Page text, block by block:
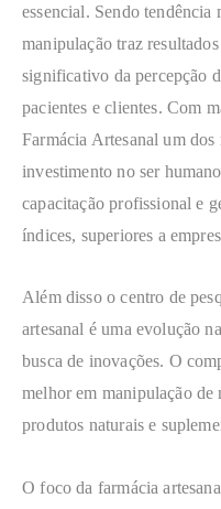
essencial. Sendo tendência
manipulação traz
significativo da percepção
pacientes e clientes. Com
Farmácia Artesanal um
investimento no ser
capacitação profissional e
índices, superiores a
Além disso o centro de
artesanal é uma evolução
busca de inovações. O
melhor em manipulação de
produtos naturais e
O foco da farmácia